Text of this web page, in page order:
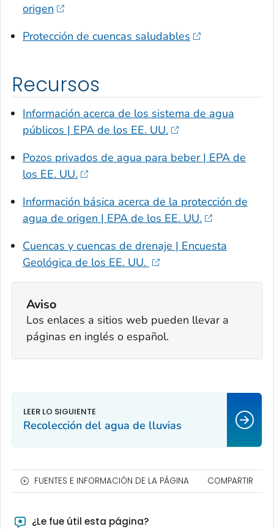
origen
Protección de cuencas saludables
Recursos
Información acerca de los sistema de agua
públicos | EPA de los EE. UU.
Pozos privados de agua para beber | EPA de
los EE. UU.
Información básica acerca de la protección de
agua de origen | EPA de los EE. UU.
Cuencas y cuencas de drenaje | Encuesta
Geológica de los EE. UU.
Aviso
Los enlaces a sitios web pueden llevar a
páginas en inglés o español.
Recolección del agua de lluvias
FUENTES E INFORMACIÓN DE LA PÁGINA COMPARTIR
¿Le fue útil esta página?